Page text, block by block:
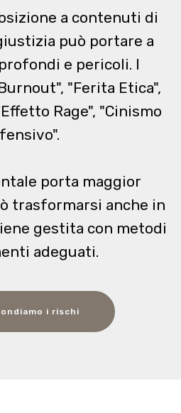
a contenuti di
può portare a
e pericoli. I
"Ferita Etica",
Rage", "Cinismo
porta maggior
trasformarsi anche in
gestita con metodi
adeguati.
i rischi